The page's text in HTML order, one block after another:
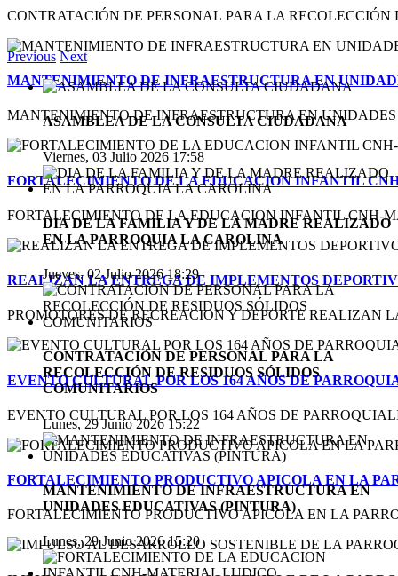
CONTRATACIÓN DE PERSONAL PARA LA RECOLECCIÓN
MANTENIMIENTO DE INFRAESTRUCTURA EN
MANTENIMIENTO DE INFRAESTRUCTURA EN
FORTALECIMIENTO DE LA EDUCACION INFANTIL
FORTALECIMIENTO DE LA EDUCACION INFANTIL CNH-
REALIZAN LA ENTREGA DE IMPLEMENTOS
PROMOTORES DE RECREACION Y DEPORTE REALIZAN
EVENTO CULTURAL POR LOS 164 AÑOS DE
EVENTO CULTURAL POR LOS 164 AÑOS DE
FORTALECIMIENTO PRODUCTIVO APICOLA EN LA
FORTALECIMIENTO PRODUCTIVO APICOLA EN LA
Previous Next
ASAMBLEA DE LA CONSULTA CIUDADANA
Viernes, 03 Julio 2026 17:58
DIA DE LA FAMILIA Y DE LA MADRE REALIZADO
EN LA PARROQUIA LA CAROLINA
Jueves, 02 Julio 2026 18:29
CONTRATACIÓN DE PERSONAL PARA LA
RECOLECCIÓN DE RESIDUOS SÓLIDOS
COMUNITARIOS
Lunes, 29 Junio 2026 15:22
MANTENIMIENTO DE INFRAESTRUCTURA EN
UNIDADES EDUCATIVAS (PINTURA)
Lunes, 29 Junio 2026 15:20